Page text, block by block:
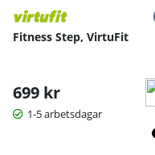
Fitness Step, VirtuFit
699 kr
1-5 arbetsdagar